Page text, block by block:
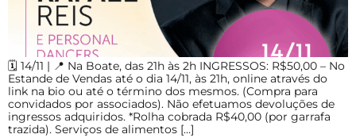
🗓️ 14/11 | 📍 Na Boate, das 21h às 2h INGRESSOS: R$50,00 – No
Estande de Vendas até o dia 14/11, às 21h, online através do
link na bio ou até o término dos mesmos. (Compra para
convidados por associados). Não efetuamos devoluções de
ingressos adquiridos. *Rolha cobrada R$40,00 (por garrafa
trazida). Serviços de alimentos […]